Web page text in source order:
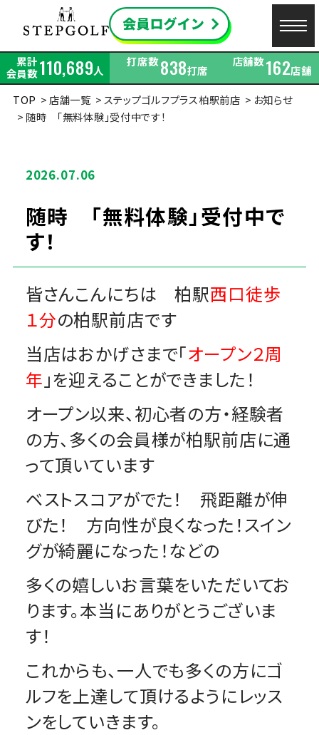
累計
会員数110,689人
打席数838打席
店舗数162店舗
TOP
店舗一覧 ステップゴルフプラス柏駅前店
お知らせ
随時 「無料体験」受付中です！
2026.07.06
随時 「無料体験」受付中で
す！
皆さんこんにちは 柏駅西口徒歩
１分の柏駅前店です
当店はおかげさまで「オープン２周
年 」を迎えることができました！
オープン以来、初心者の方・経験者
の方、多くの会員様が柏駅前店に通
って頂いています
ベストスコアがでた！ 飛距離が伸
びた！ 方向性が良くなった！スイン
グが綺麗になった！などの
多くの嬉しいお言葉をいただいてお
ります。本当にありがとうございま
す！
これからも、一人でも多くの方にゴ
ルフを上達して頂けるようにレッス
ンをしていきます。